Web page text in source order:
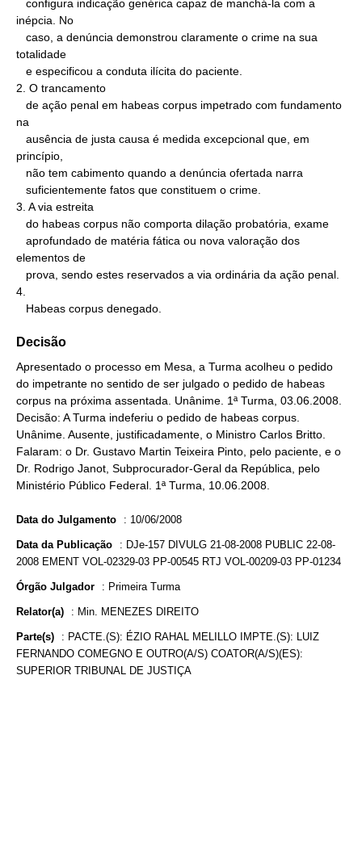
inépcia. No
totalidade
2. O trancamento
na
princípio,
3. A via estreita
elementos de
4.
   Habeas corpus denegado.
Decisão
Apresentado o processo em Mesa, a Turma acolheu o pedido
do impetrante no sentido de ser julgado o pedido de habeas
corpus na próxima assentada. Unânime. 1ª Turma, 03.06.2008.
Decisão: A Turma indeferiu o pedido de habeas corpus.
Unânime. Ausente, justificadamente, o Ministro Carlos Britto.
Falaram: o Dr. Gustavo Martin Teixeira Pinto, pelo paciente, e o
Dr. Rodrigo Janot, Subprocurador-Geral da República, pelo
Ministério Público Federal. 1ª Turma, 10.06.2008.
Data do Julgamento : 10/06/2008
Data da Publicação : DJe-157 DIVULG 21-08-2008 PUBLIC 22-08-
2008 EMENT VOL-02329-03 PP-00545 RTJ VOL-00209-03 PP-01234
Órgão Julgador : Primeira Turma
Relator(a) : Min. MENEZES DIREITO
Parte(s) : PACTE.(S): ÉZIO RAHAL MELILLO IMPTE.(S): LUIZ
FERNANDO COMEGNO E OUTRO(A/S) COATOR(A/S)(ES):
SUPERIOR TRIBUNAL DE JUSTIÇA